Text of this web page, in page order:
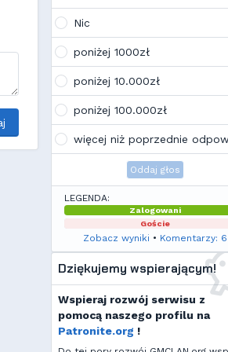
Wojo
Tak, po zmianach gmclan
wskazują, że ten rok będzie
Linuxa, rokiem odejścia od
discorda na rzecz forów
internetowych
K Kamilek
Ale klimat tu znowu wrócić!
Nic
poniżej 1000zł
poniżej 10.000zł
poniżej 100.000zł
więcej niż poprzednie
Oddaj głos
LEGENDA:
Zalogowani
Goście
Zobacz wyniki • Komentarzy: 6
Dziękujemy wspierającym!
Wspieraj rozwój serwisu z
pomocą naszego profilu na
Patronite.org !